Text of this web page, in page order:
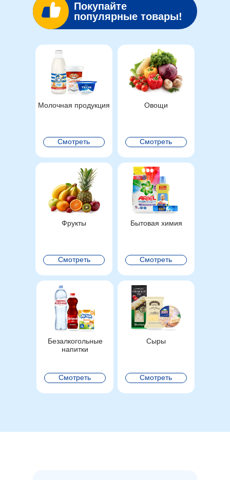
Покупайте
популярные товары!
Сыры
Смотреть
Смотреть
Безалкогольные
напитки
Бытовая химия
Смотреть
Смотреть
Фрукты
Смотреть
Овощи
Смотреть
Молочная продукция
pro@lenta.com
8 800 700 41 13